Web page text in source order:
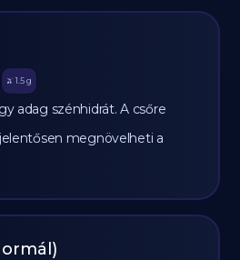
🫒 1.5 g
adag szénhidrát. A csőre
megnövelheti a